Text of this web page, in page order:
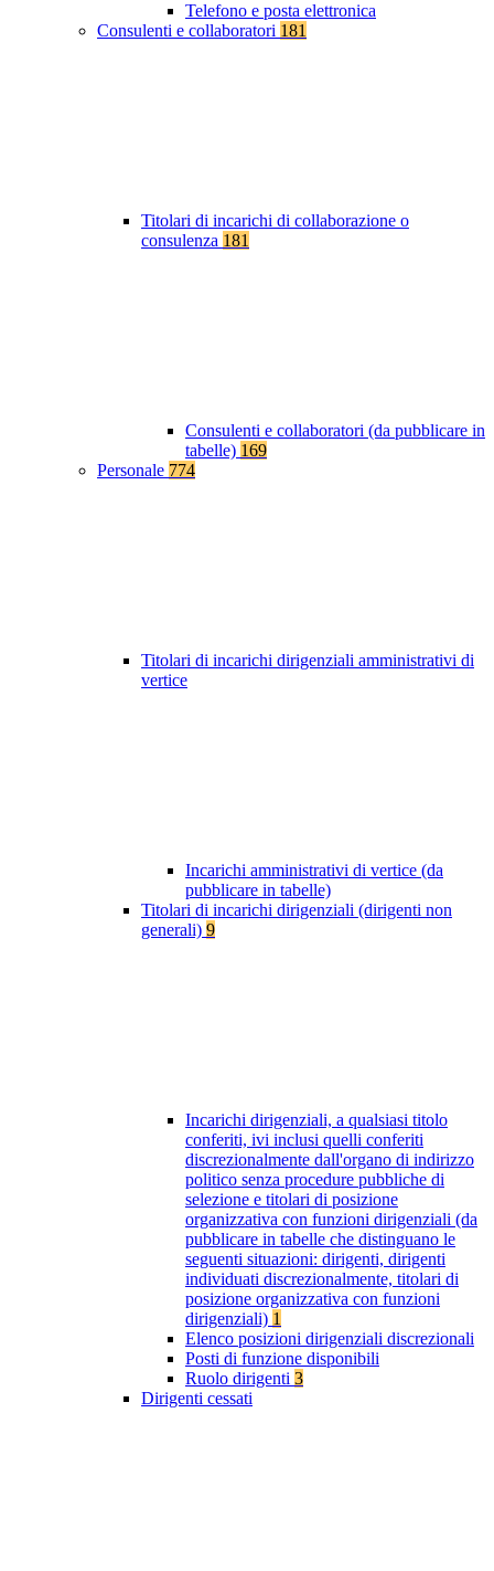
Telefono e posta elettronica
Consulenti e collaboratori 181
Titolari di incarichi di collaborazione o
consulenza 181
Consulenti e collaboratori (da pubblicare in
tabelle) 169
Personale 774
Titolari di incarichi dirigenziali amministrativi di
vertice
Incarichi amministrativi di vertice (da
pubblicare in tabelle)
Titolari di incarichi dirigenziali (dirigenti non
generali) 9
Incarichi dirigenziali, a qualsiasi titolo
conferiti, ivi inclusi quelli conferiti
discrezionalmente dall'organo di indirizzo
politico senza procedure pubbliche di
selezione e titolari di posizione
organizzativa con funzioni dirigenziali (da
pubblicare in tabelle che distinguano le
seguenti situazioni: dirigenti, dirigenti
individuati discrezionalmente, titolari di
posizione organizzativa con funzioni
dirigenziali) 1
Elenco posizioni dirigenziali discrezionali
Posti di funzione disponibili
Ruolo dirigenti 3
Dirigenti cessati